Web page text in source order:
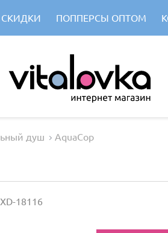
ПОППЕРСЫ ОПТОМ
душ AquaCop
18116